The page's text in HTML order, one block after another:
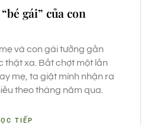
gái” của con
và con gái tưởng gần
thật xa. Bất chợt một lần
mẹ, ta giật mình nhận ra
theo tháng năm qua.
TIẾP